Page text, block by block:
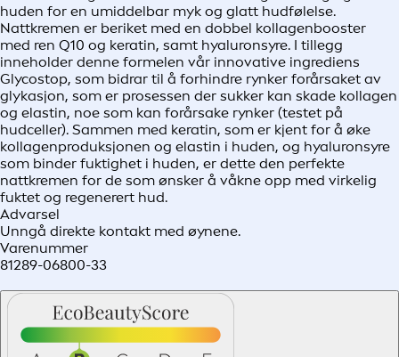
huden for en umiddelbar myk og glatt hudfølelse.
Nattkremen er beriket med en dobbel kollagenbooster
med ren Q10 og keratin, samt hyaluronsyre. I tillegg
inneholder denne formelen vår innovative ingrediens
Glycostop, som bidrar til å forhindre rynker forårsaket av
glykasjon, som er prosessen der sukker kan skade kollagen
og elastin, noe som kan forårsake rynker (testet på
hudceller). Sammen med keratin, som er kjent for å øke
kollagenproduksjonen og elastin i huden, og hyaluronsyre
som binder fuktighet i huden, er dette den perfekte
nattkremen for de som ønsker å våkne opp med virkelig
fuktet og regenerert hud.
Advarsel
Unngå direkte kontakt med øynene.
Varenummer
81289-06800-33